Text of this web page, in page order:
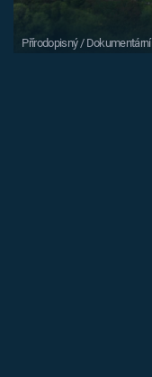
Přírodopisný / Dokumentární